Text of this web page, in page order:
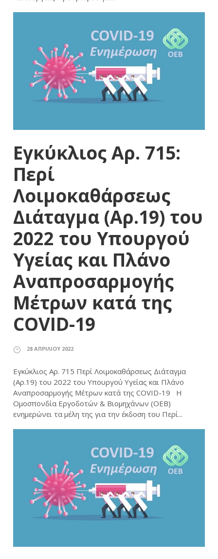
Εγκύκλιος Αρ. 715:
Περί
Λοιμοκαθάρσεως
Διάταγμα (Αρ.19) του
2022 του Υπουργού
Υγείας και Πλάνο
Αναπροσαρμογής
Μέτρων κατά της
COVID-19
28 ΑΠΡΙΛΊΟΥ 2022
Εγκύκλιος Αρ. 715 Περί Λοιμοκαθάρσεως Διάταγμα
(Αρ.19) του 2022 του Υπουργού Υγείας και Πλάνο
Αναπροσαρμογής Μέτρων κατά της COVID-19 Η
Ομοσπονδία Εργοδοτών & Βιομηχάνων (ΟΕΒ)
ενημερώνει τα μέλη της για την έκδοση του Περί...